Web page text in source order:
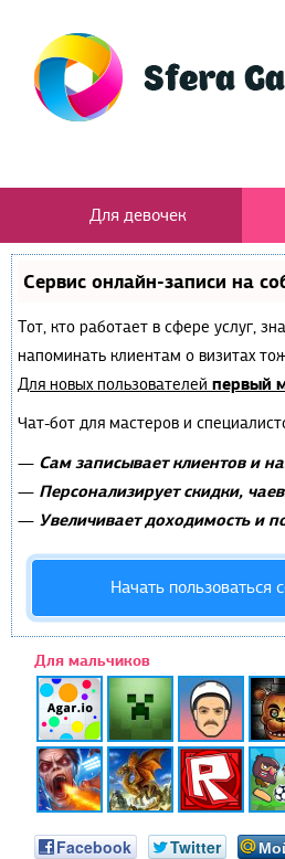
Для девочек
Сервис онлайн-записи на
Тот, кто работает в сфере услуг,
напоминать клиентам о визитах
Для новых пользователей первый
Чат-бот для мастеров и
— Сам записывает клиентов и
— Персонализирует скидки,
— Увеличивает доходимость и
Начать пользоваться
Для мальчиков
Facebook Twitter